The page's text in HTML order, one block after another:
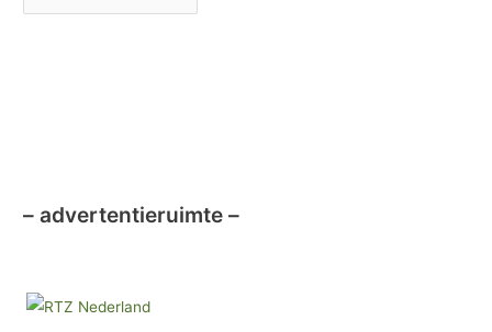
k
– advertentieruimte –